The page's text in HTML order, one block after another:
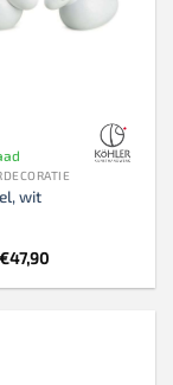
wit
Oorspronkelijke
prijs
€47,90Huidige
is: